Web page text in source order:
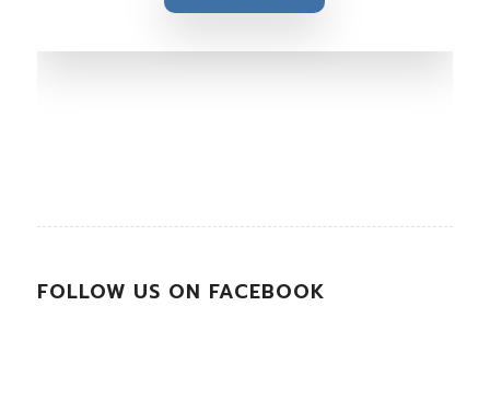
FOLLOW US ON FACEBOOK